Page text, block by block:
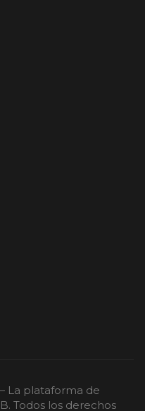
La plataforma de
Todos los derechos